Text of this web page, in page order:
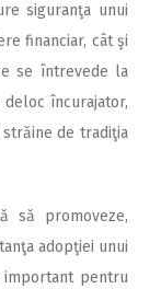
siguranţa unui
financiar, cât şi
se întrevede la
încurajator,
de tradiţia
să promoveze,
adopţiei unui
important pentru